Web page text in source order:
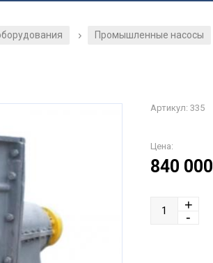
/ Промышленные насосы
Артикул: 335
Цена:
840 000